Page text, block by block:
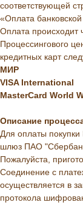
соответствующей
«Оплата банковской
Оплата происходит
Процессингового
кредитных карт
МИР
VISA International
MasterCard World
Описание
Для оплаты
шлюз ПАО
Пожалуйста,
Соединение с
осуществляется в
протокола